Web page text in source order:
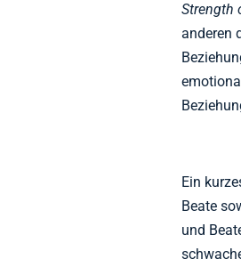
Strength
anderen
Ein
Beate
und